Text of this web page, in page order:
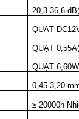
20,3-36,6
QUẠT
QUẠT
QUẠT
0,45-3,20
≥ 20000h